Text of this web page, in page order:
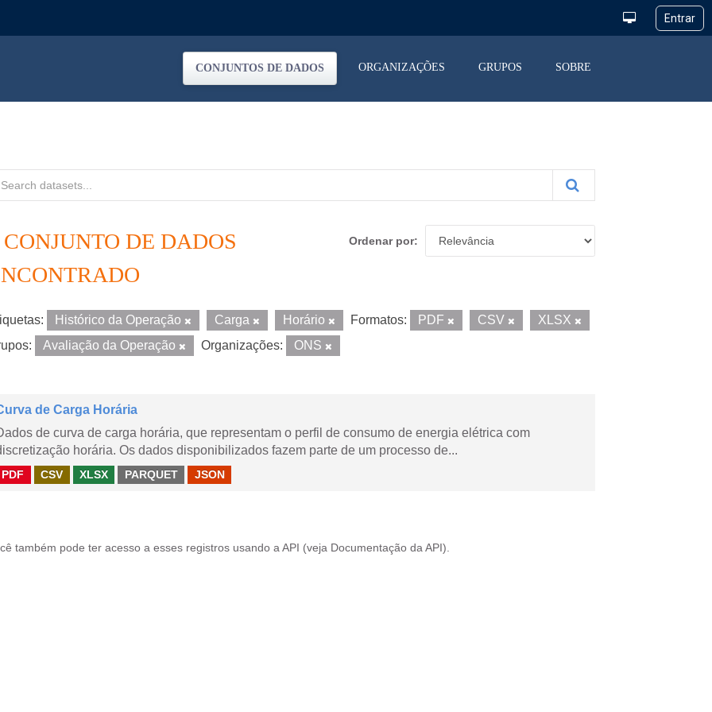
CONJUNTOS DE DADOS ORGANIZAÇÕES GRUPOS SOBRE
Ordenar por
CONJUNTO DE DADOS
Histórico da Operação Carga Horário Formatos: PDF CSV
XLSX
Avaliação da Operação Organizações: ONS
de Carga Horária
de curva de carga horária, que representam o perfil de consumo de energia elétrica com
horária. Os dados disponibilizados fazem parte de um processo de...
PDF CSV XLSX PARQUET JSON
também pode ter acesso a esses registros usando a API (veja Documentação da API ).